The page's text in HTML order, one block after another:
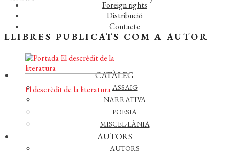
Foreign rights
Distribució
Contacte
CATÀLEG
ASSAIG
NARRATIVA
POESIA
MISCEL·LÀNIA
AUTORS
AUTORS
LLIBRES PUBLICATS COM A AUTOR
El descrèdit de la literatura